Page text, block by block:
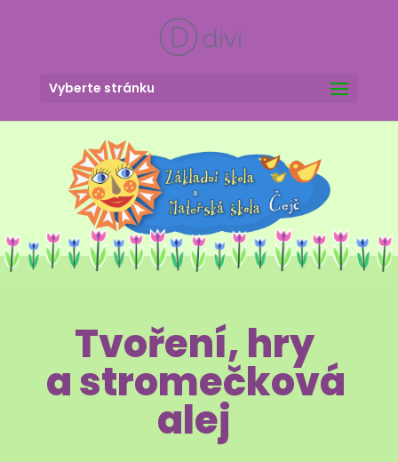
Vyberte stránku
Tvoření, hry
a stromečková
alej